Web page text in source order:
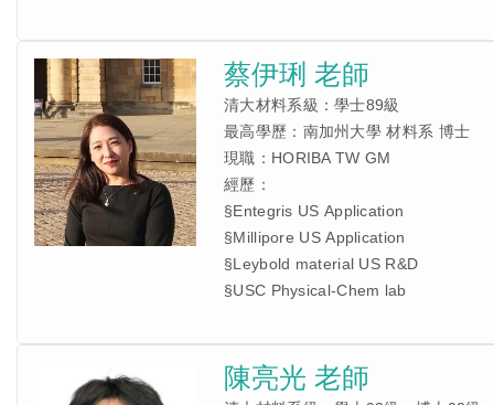
蔡伊琍 老師
清大材料系級：學士89級
最高學歷：南加州大學 材料系 博士
現職：HORIBA TW GM
經歷：
§Entegris US Application
§Millipore US Application
§Leybold material US R&D
§USC Physical-Chem lab
陳亮光 老師